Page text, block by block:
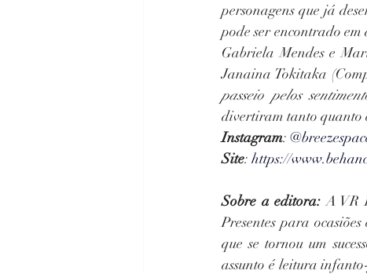
personagens que já
pode ser encontrado
Gabriela Mendes e
Janaina Tokitaka
passeio pelos
divertiram tanto quanto
Instagram:
Site: https://
Sobre a editora: A VR
Presentes para
que se tornou um
assunto é leitura